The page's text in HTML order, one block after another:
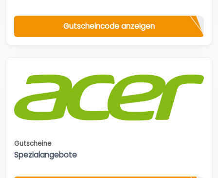
Gutscheincode anzeigen
Gutscheine
Spezialangebote